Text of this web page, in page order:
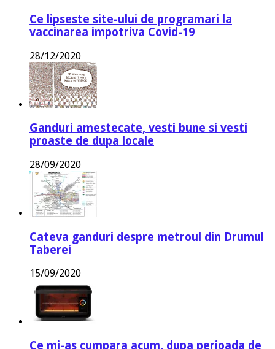
Ce lipseste site-ului de programari la
vaccinarea impotriva Covid-19
28/12/2020
Ganduri amestecate, vesti bune si vesti
proaste de dupa locale
28/09/2020
Cateva ganduri despre metroul din Drumul
Taberei
15/09/2020
Ce mi-as cumpara acum, dupa perioada de